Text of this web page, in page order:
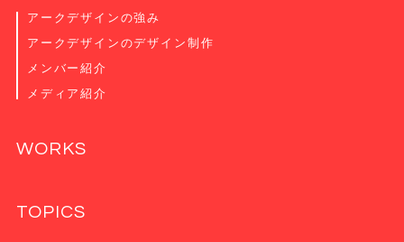
アークデザインの強み
アークデザインのデザイン制作
メンバー紹介
メディア紹介
WORKS
TOPICS